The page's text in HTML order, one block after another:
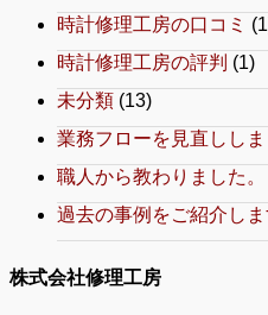
時計修理工房の口コミ
時計修理工房の評判 (1)
未分類 (13)
業務フローを見直ししま
職人から教わりました。
過去の事例をご紹介しま
株式会社修理工房